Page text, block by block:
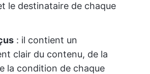
le destinataire de chaque
: il contient un
clair du contenu, de la
la condition de chaque